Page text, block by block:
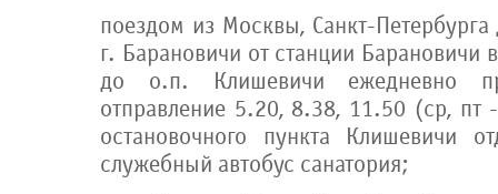
поездом из Москвы, Санкт-
г. Барановичи от станции Барановичи
до о.п. Клишевичи ежедневно
отправление 5.20, 8.38, 11.50 (ср,
остановочного пункта Клишевичи
служебный автобус санатория;